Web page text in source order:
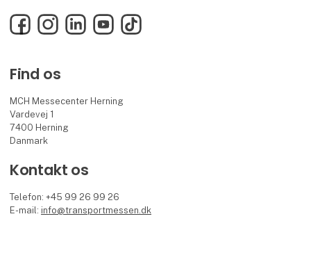
FacebookInstagramLinkedInYouTubeTikTok
Find os
MCH Messecenter Herning
Vardevej 1
7400 Herning
Danmark
Kontakt os
Telefon: +45 99 26 99 26
E-mail: info@transportmessen.dk